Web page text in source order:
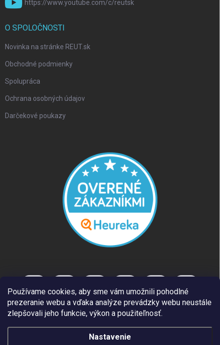
Používame cookies, aby sme vám umožnili pohodlné
prezeranie webu a vďaka analýze prevádzky webu neustále
zlepšovali jeho funkcie, výkon a použiteľnosť.
Nastavenie
https://www.youtube.com/c/reutsk
O SPOLOČNOSTI
Novinka na stránke REUT.sk
Obchodné podmienky
Spolupráca
Ochrana osobných údajov
Darčekové poukazy